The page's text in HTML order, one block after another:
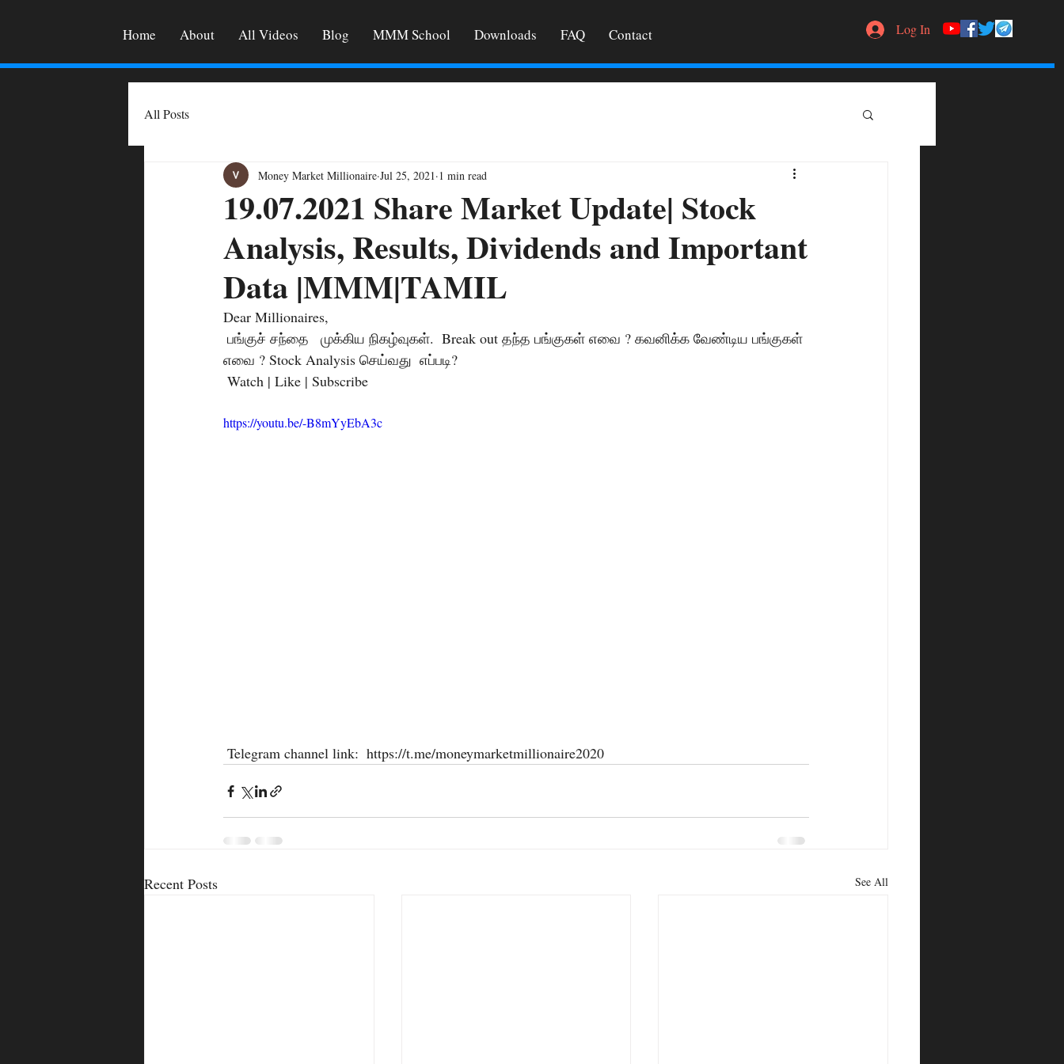
Home About All Videos Blog MMM School Downloads FAQ Contact Log In
All Posts
19.07.2021 Share Market Update| Stock
Analysis, Results, Dividends and Important
Data |MMM|TAMIL
Money Market Millionaire Jul 25, 2021 1 min read
Dear Millionaires,
எவை ? Stock Analysis செய்வது  எப்படி?
Watch | Like | Subscribe
https://youtu.be/-B8mYyEbA3c
Telegram channel link:  https://t.me/moneymarketmillionaire2020
Recent Posts See All